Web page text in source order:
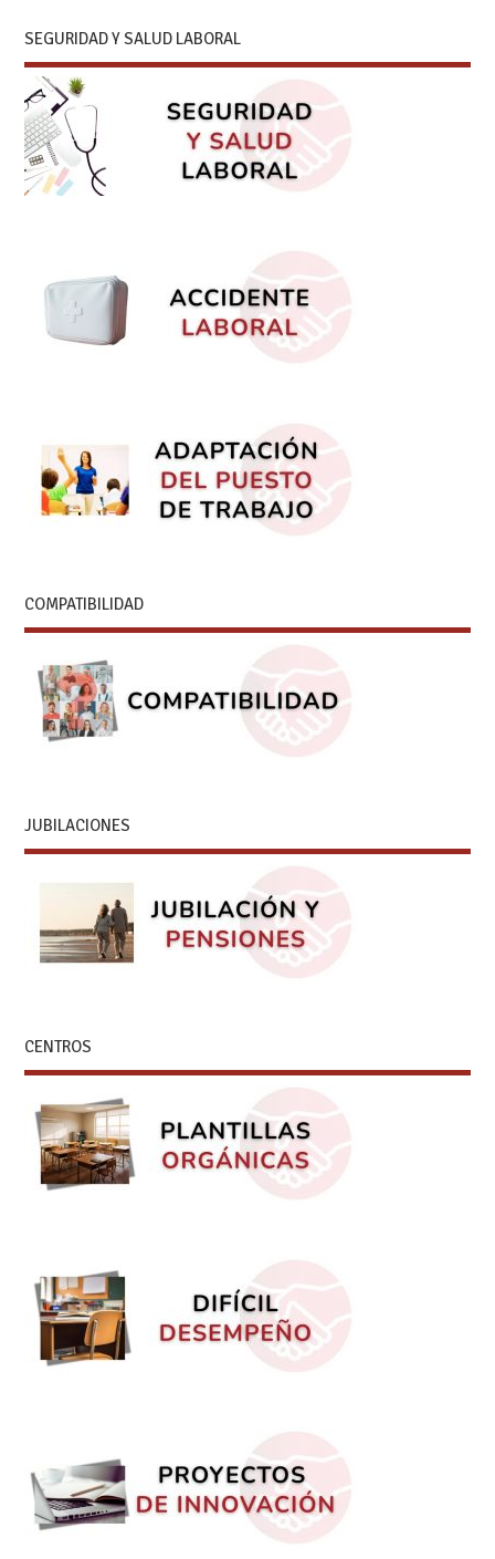
SEGURIDAD Y SALUD LABORAL
COMPATIBILIDAD
JUBILACIONES
CENTROS